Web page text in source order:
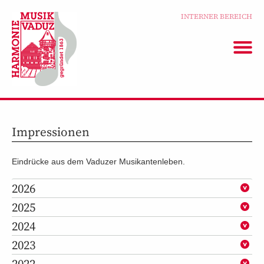
INTERNER BEREICH
Impressionen
Eindrücke aus dem Vaduzer Musikantenleben.
2026
2025
2024
2023